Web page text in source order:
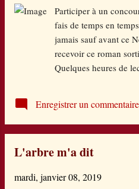
qui sont les
sortis : Où est la
coccinelle ? Le lion ?
Père Noël ?... De
Participer à un
fais de temps en
jamais sauf avant ce
recevoir ce roman
Quelques heures de
mesure. Parce que
suis dit : oh ! un
pas vraiment ce que
percevais la
Enregistrer un commentaire
L'arbre m'a dit
mardi, janvier 08, 2019